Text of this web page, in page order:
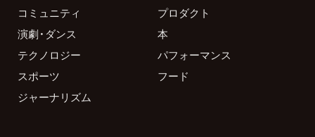
コミュニティ
プロダクト
演劇・ダンス
本
テクノロジー
パフォーマンス
スポーツ
フード
ジャーナリズム